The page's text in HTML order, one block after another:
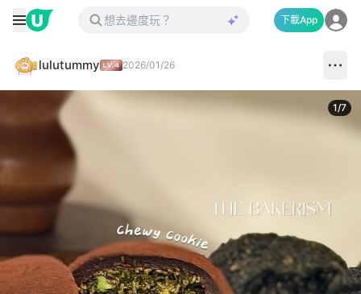
下載App
lulutummy 2026/01/26
1/7